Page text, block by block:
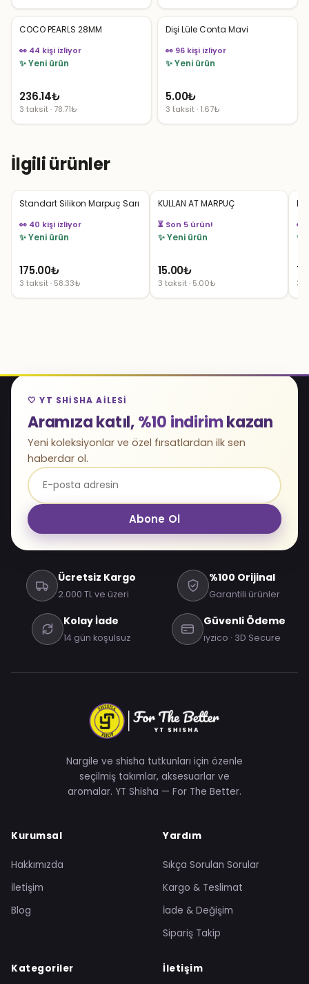
COCO PEARLS 28MM
👀 44 kişi izliyor
✨ Yeni ürün
236.14₺
3 taksit · 78.71₺
Dişi Lüle Conta Mavi
👀 96 kişi izliyor
✨ Yeni ürün
5.00₺
3 taksit · 1.67₺
İlgili ürünler
Standart Silikon Marpuç Sarı
👀 40 kişi izliyor
✨ Yeni ürün
175.00₺
3 taksit · 58.33₺
KULLAN AT MARPUÇ
⏳ Son 5 ürün!
✨ Yeni ürün
15.00₺
3 taksit · 5.00₺
👀
✨
3
🤍 YT SHISHA AILESI
Aramıza katıl,%10 indirimkazan
Yeni koleksiyonlar ve özel fırsatlardan ilk sen
haberdar ol.
Abone Ol
Ücretsiz Kargo
2.000 TL ve üzeri
%100 Orijinal
Garantili ürünler
Kolay İade
14 gün koşulsuz
Güvenli Ödeme
iyzico · 3D Secure
Nargile ve shisha tutkunları için özenle
seçilmiş takımlar, aksesuarlar ve
aromalar. YT Shisha — For The Better.
Kurumsal
Hakkımızda
İletişim
Blog
Yardım
Sıkça Sorulan Sorular
Kargo & Teslimat
İade & Değişim
Sipariş Takip
Kategoriler İletişim